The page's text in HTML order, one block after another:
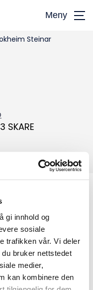
gi innhold og
sosiale
trafikken vår. Vi deler
bruker nettstedet
medier,
kan kombinere den
Meny
Steinar
SKARE